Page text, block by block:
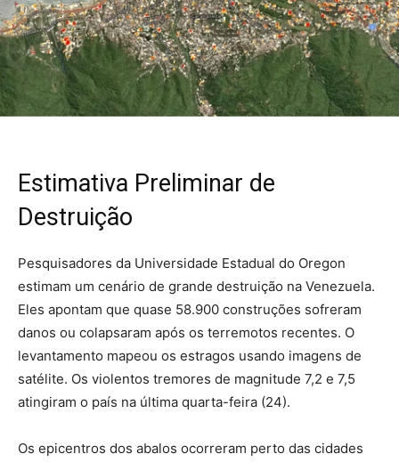
Estimativa Preliminar de
Destruição
Pesquisadores da Universidade Estadual do Oregon
estimam um cenário de grande destruição na Venezuela.
Eles apontam que quase 58.900 construções sofreram
danos ou colapsaram após os terremotos recentes. O
levantamento mapeou os estragos usando imagens de
satélite. Os violentos tremores de magnitude 7,2 e 7,5
atingiram o país na última quarta-feira (24).
Os epicentros dos abalos ocorreram perto das cidades